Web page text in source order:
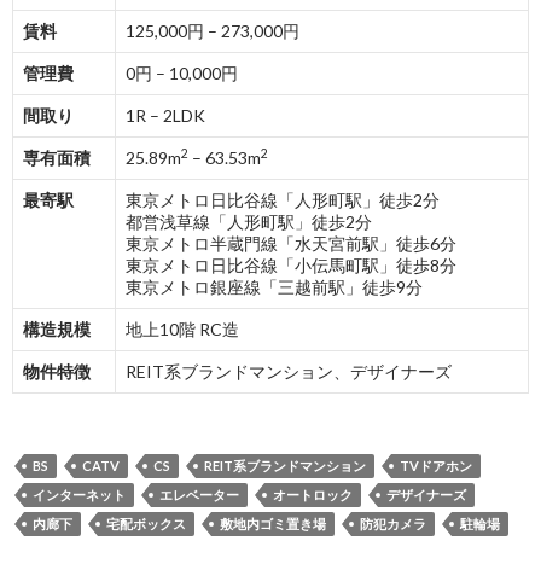
賃料 125,000円 – 273,000円
管理費 0円 – 10,000円
間取り 1R – 2LDK
専有面積 25.89m2 – 63.53m2
最寄駅
東京メトロ日比谷線「人形町駅」徒歩2分
都営浅草線「人形町駅」徒歩2分
東京メトロ半蔵門線「水天宮前駅」徒歩6分
東京メトロ日比谷線「小伝馬町駅」徒歩8分
東京メトロ銀座線「三越前駅」徒歩9分
構造規模 地上10階 RC造
物件特徴 REIT系ブランドマンション、デザイナーズ
BS CATV CS REIT系ブランドマンション
TVドアホン
インターネット
エレベーター オートロック
デザイナーズ
内廊下
宅配ボックス 敷地内ゴミ置き場 防犯カメラ 駐輪場